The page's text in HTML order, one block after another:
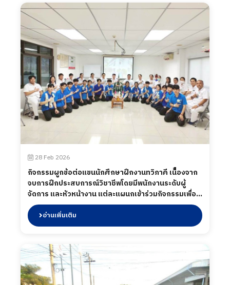
ระหว่างสมาคม Thai Subcon ร่วมกับ BOI พาผู้ประกอบ
การไทย “บุกตลาดญี่ปุ่น สร้างโอกาสให้ผู้ประกอบการ
ไทย” เป็นโอกาสสำคัญในการโชว์ศักยภาพผู้ประกอบการ
ไทยให้ผู้ซื้อจากญี่ปุ่น และนานาชาติได้เห็นถึงคุณภาพ
มาตรฐาน และความพร้อมในการต่อยอดสู่ความร่วมมือ
ทางธุรกิจ มีผู้ประกอบการไทยร่วมออกบูธจำนวน 12
บริษัท ฯ ระหว่างวันที่ 8–10 เมษายน 2569 ณ Port
Messe Nagoya ประเทศญี่ปุ่น
28 Feb 2026
กิจกรรมผูกข้อต่อแขนนักศึกษาฝึกงานทวิภาคี เนืื่องจาก
จบการฝึกประสบการณ์วิชาชีพโดยมีพนักงานระดับผู้
จัดการ และหัวหน้างาน แต่ละแผนกเข้าร่วมกิจกรรมเพื่อ
ผูกแขนกล่าวคำอวยพร และ แสดงความยินดีในการจบฝึก
ประสบการณ์ ร่วมถึงในกิจกรรมได้มีการเลี้ยงอาหารให้กับ
น้อง ๆ เมื่อวันที่ 28 กุมภาพันธ์ 2569
อ่านเพิ่มเติม